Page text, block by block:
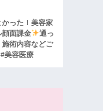
かった！美容家
顔面課金
通っ
術内容などご
美容医療